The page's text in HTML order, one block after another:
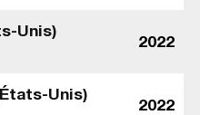
Unis)
2022
Unis)
2022